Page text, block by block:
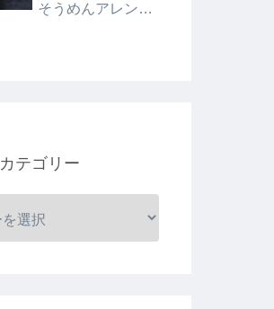
そうめんアレンジ
カテゴリー